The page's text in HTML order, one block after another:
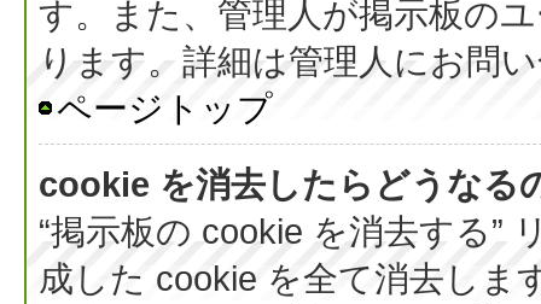
す。また、管理人が掲示板の
ります。詳細は管理人にお問
ページトップ
cookie を消去したらどうなる
“掲示板の cookie を消去する”
成した cookie を全て消去しま